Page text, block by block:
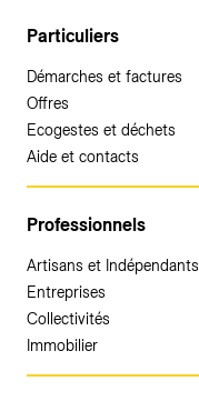
Particuliers
Démarches et factures
Offres
Ecogestes et déchets
Aide et contacts
Professionnels
Artisans et Indépendants
Entreprises
Collectivités
Immobilier